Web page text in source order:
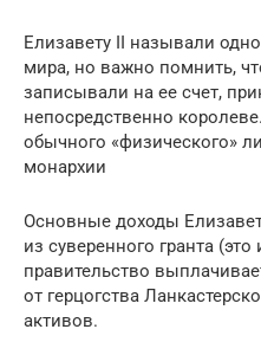
Елизавету II называли
мира, но важно помнить,
записывали на ее счет,
непосредственно
обычного «физического»
монархии
Основные доходы
из суверенного гранта
правительство
от герцогства
активов.